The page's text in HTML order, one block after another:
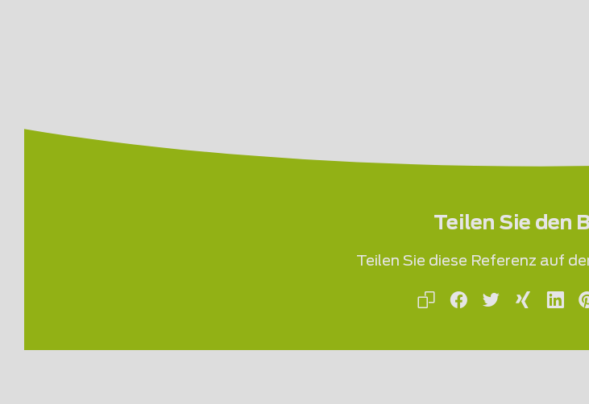
Teilen Sie den
Teilen Sie diese Referenz auf